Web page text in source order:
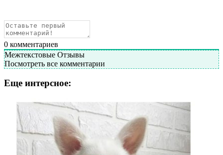
0 комментариев
Межтекстовые Отзывы
Посмотреть все комментарии
Еще интерсное: